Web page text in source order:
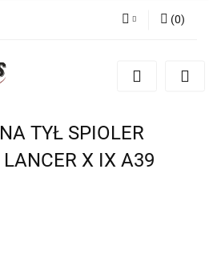
Zarejestruj się
(0)
TYŁ SPIOLER
X IX A39